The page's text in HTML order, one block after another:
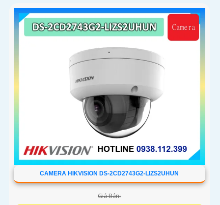
CAMERA HIKVISION DS-2CD2743G2-LIZS2UHUN
Giá Bán: